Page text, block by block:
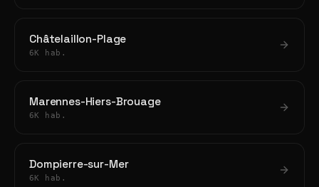
Châtelaillon-Plage
6K hab.
Marennes-Hiers-Brouage
6K hab.
Dompierre-sur-Mer
6K hab.